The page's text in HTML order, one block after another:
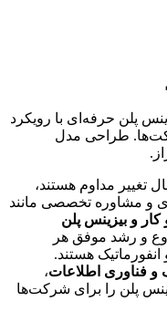
پلن حرفه‌ای با رویکرد
طراحی مدل
تغییر مداوم هستند،
و مشاوره تخصصی مانند
و بیزینس پلن
و رشد موفق هر
هستند.
و فناوری اطلاعات،
پلن را برای شرکت‌ها